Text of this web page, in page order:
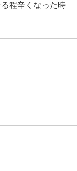
程辛くなった時